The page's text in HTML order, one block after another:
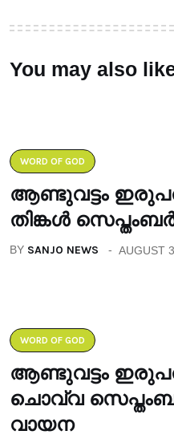
You may also
WORD OF GOD
ആണ്ടുവട്ടം
തിങ്കൾ
BY SANJO NEWS AUGUST
WORD OF GOD
ആണ്ടുവട്ടം
ചൊവ്വ
വായന